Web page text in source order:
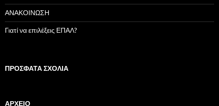
ΑΝΑΚΟΙΝΩΣΗ
Γιατί να επιλέξεις ΕΠΑΛ?
ΠΡΌΣΦΑΤΑ ΣΧΌΛΙΑ
ΑΡΧΕΊΟ